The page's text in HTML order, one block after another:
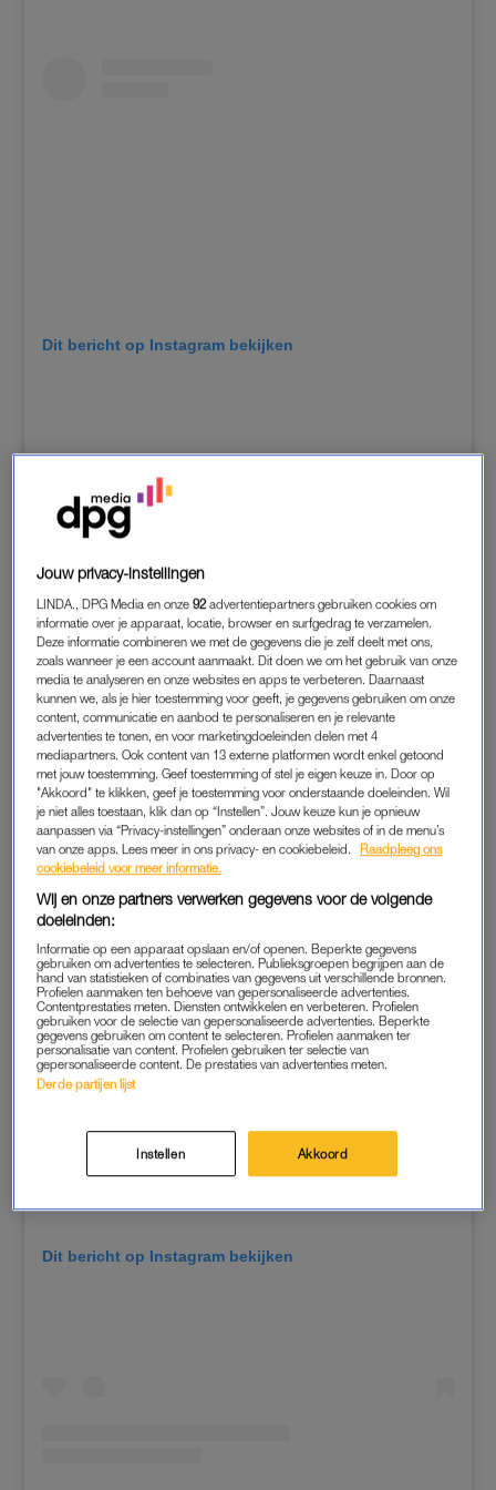
Dit bericht op Instagram bekijken
Een bericht gedeeld door Jamie Trenite (@jamietrenite)
BIRGIT SCHUURMAN
Birgit doet een oproep om vooral te delen hoe het écht met je
gaat.
Dit bericht op Instagram bekijken
Jouw privacy-instellingen
LINDA., DPG Media en onze92 advertentiepartners gebruiken cookies om
informatie over je apparaat, locatie, browser en surfgedrag te verzamelen.
Deze informatie combineren we met de gegevens die je zelf deelt met ons,
zoals wanneer je een account aanmaakt. Dit doen we om het gebruik van onze
media te analyseren en onze websites en apps te verbeteren. Daarnaast
kunnen we, als je hier toestemming voor geeft, je gegevens gebruiken om onze
content, communicatie en aanbod te personaliseren en je relevante
advertenties te tonen, en voor marketingdoeleinden delen met 4
mediapartners. Ook content van 13 externe platformen wordt enkel getoond
met jouw toestemming. Geef toestemming of stel je eigen keuze in. Door op
"Akkoord" te klikken, geef je toestemming voor onderstaande doeleinden. Wil
je niet alles toestaan, klik dan op “Instellen”. Jouw keuze kun je opnieuw
aanpassen via “Privacy-instellingen” onderaan onze websites of in de menu’s
van onze apps. Lees meer in ons privacy- en cookiebeleid.
Raadpleeg ons
cookiebeleid voor meer informatie.
Wij en onze partners verwerken gegevens voor de volgende
doeleinden:
Informatie op een apparaat opslaan en/of openen. Beperkte gegevens
gebruiken om advertenties te selecteren. Publieksgroepen begrijpen aan de
hand van statistieken of combinaties van gegevens uit verschillende bronnen.
Profielen aanmaken ten behoeve van gepersonaliseerde advertenties.
Contentprestaties meten. Diensten ontwikkelen en verbeteren. Profielen
gebruiken voor de selectie van gepersonaliseerde advertenties. Beperkte
gegevens gebruiken om content te selecteren. Profielen aanmaken ter
personalisatie van content. Profielen gebruiken ter selectie van
gepersonaliseerde content. De prestaties van advertenties meten.
Derde partijen lijst
Instellen Akkoord